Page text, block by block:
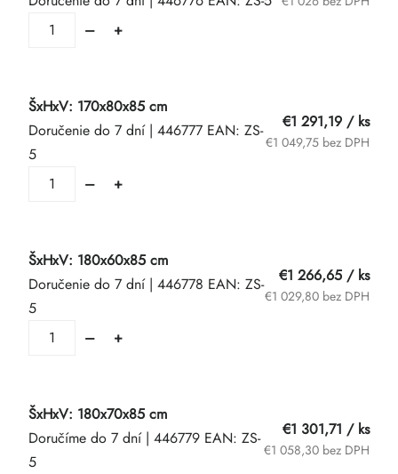
ŠxHxV: 170x80x85 cm
Doručenie do 7 dní | 446777 EAN: ZS-
5
€1 291,19 / ks
€1 049,75 bez DPH
ŠxHxV: 180x60x85 cm
Doručenie do 7 dní | 446778 EAN: ZS-
5
€1 266,65 / ks
€1 029,80 bez DPH
ŠxHxV: 180x70x85 cm
Doručíme do 7 dní | 446779 EAN: ZS-
5
€1 301,71 / ks
€1 058,30 bez DPH